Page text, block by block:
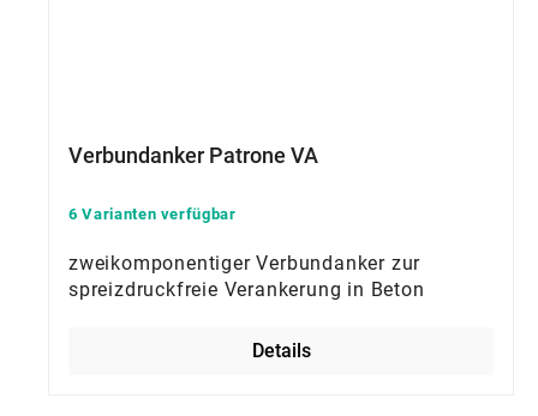
Verbundanker Patrone VA
6 Varianten verfügbar
zweikomponentiger Verbundanker zur
spreizdruckfreie Verankerung in Beton
Details